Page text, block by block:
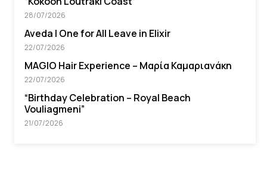
28/07/2026
Aveda I One for All Leave in Elixir
22/07/2026
MAGIO Hair Experience – Μαρία Καμαριανάκη
22/07/2026
“Βirthday Celebration – Royal Beach
Vouliagmeni”
21/07/2026